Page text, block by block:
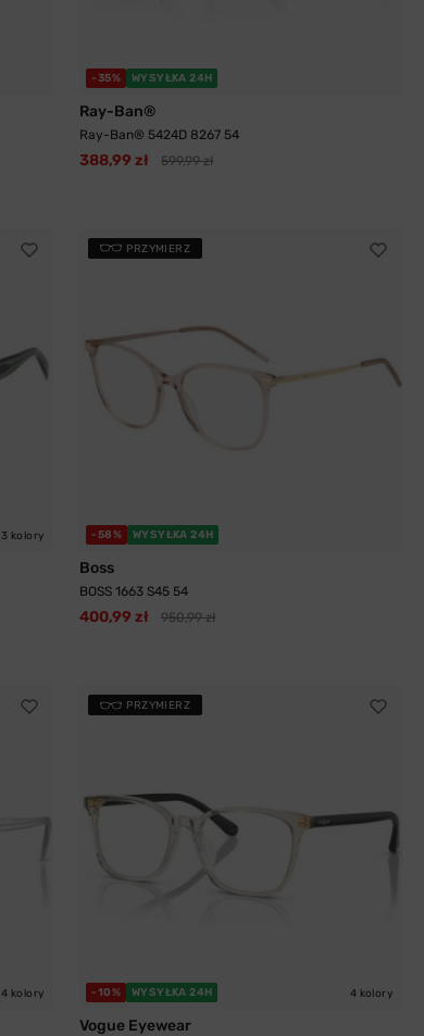
-35% WYSYŁKA 24H
Ray-Ban®
Ray-Ban® 5424D 8267 54
388,99 zł 599,99 zł
3 kolory
PRZYMIERZ
-58% WYSYŁKA 24H
Boss
BOSS 1663 S45 54
400,99 zł 950,99 zł
4 kolory
PRZYMIERZ
-10% WYSYŁKA 24H 4 kolory
Vogue Eyewear